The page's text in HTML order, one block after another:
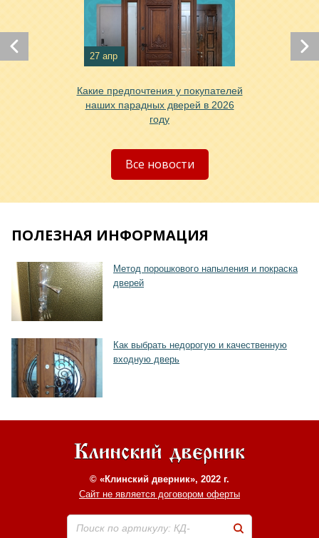
27 апр
Какие предпочтения у покупателей
наших парадных дверей в 2026
году
Все новости
ПОЛЕЗНАЯ ИНФОРМАЦИЯ
Метод порошкового напыления и покраска
дверей
Как выбрать недорогую и качественную
входную дверь
© «Клинский дверник», 2022 г.
Сайт не является договором оферты
Поиск по артикулу: КД-